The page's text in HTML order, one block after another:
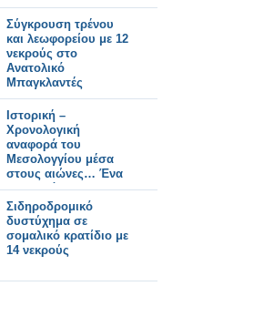
Σύγκρουση τρένου
και λεωφορείου με 12
νεκρούς στο
Ανατολικό
Μπαγκλαντές
Ιστορική –
Χρονολογική
αναφορά του
Μεσολογγίου μέσα
στους αιώνες… Ένα
ευλαβικό
προσκύνημα στους
αθάνατους νεκρούς…
200 χρόνια μετά, 10
Απριλίου 1826 – 10
Απριλίου 2026…
Σιδηροδρομικό
δυστύχημα σε
σομαλικό κρατίδιο με
14 νεκρούς